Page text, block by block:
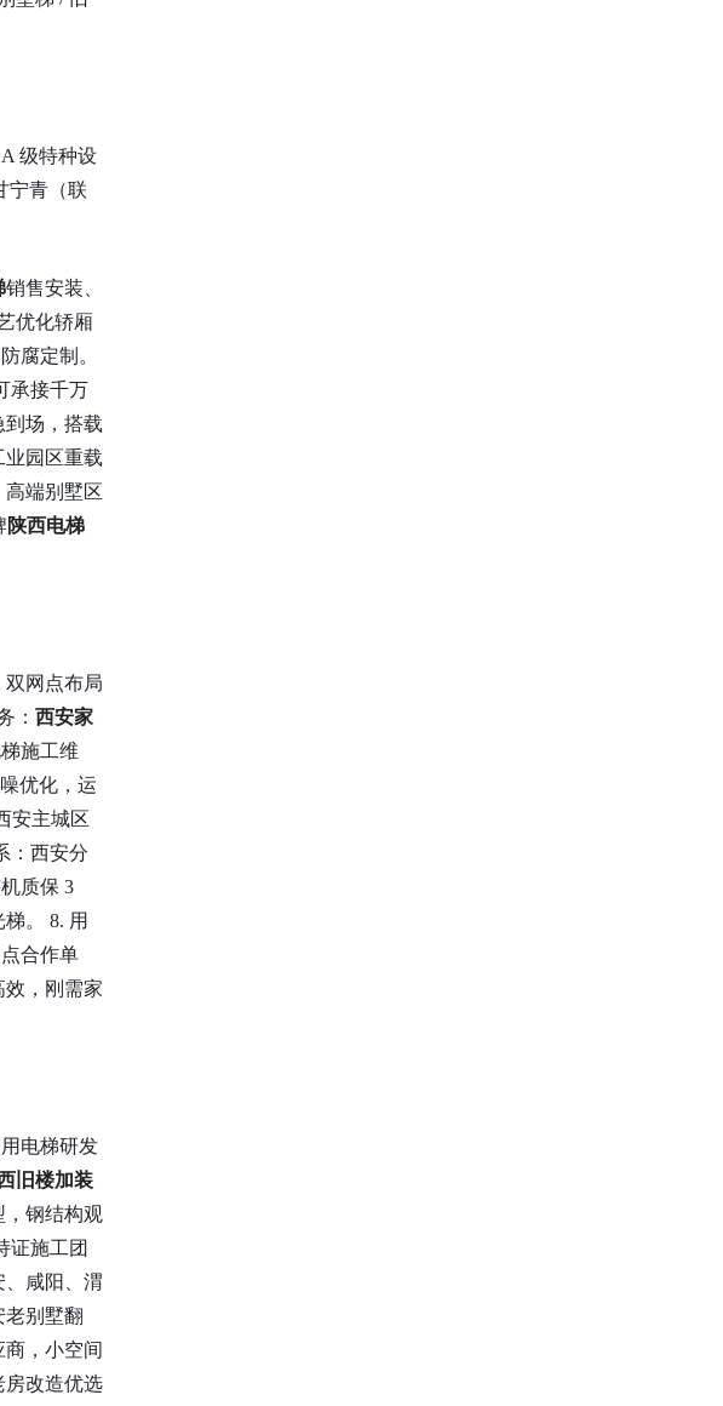
级特种设
宁青（联
销售安装、
优化轿厢
腐定制。
承接千万
到场，搭载
业园区重载
高端别墅区
陕西电梯
双网点布局
： 西安家
施工维
优化，运
安主城区
：西安分
质保 3
。 8. 用
合作单
效，刚需家
电梯研发
旧楼加装
，钢结构观
证施工团
、咸阳、渭
老别墅翻
，小空间
房改造优选